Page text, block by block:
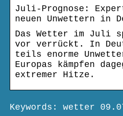
Juli-Prognose:
neuen Unwettern in
Das Wetter im Juli
vor verrückt. In
teils enorme
Europas kämpfen
extremer Hitze.
Keywords: wetter